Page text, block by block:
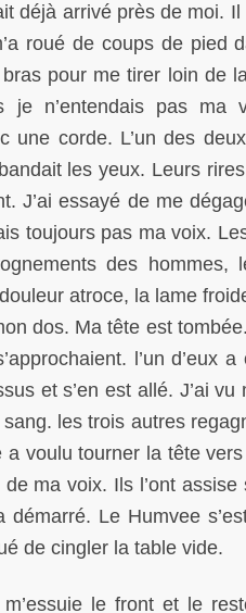
déjà arrivé près de moi.
roué de coups de pied
pour me tirer loin de
n’entendais pas ma
une corde. L’un des
les yeux. Leurs
J’ai essayé de me
toujours pas ma voix.
des hommes,
atroce, la lame
dos. Ma tête est
l’un d’eux
et s’en est allé. J’ai
les trois autres
voulu tourner la tête vers
ma voix. Ils l’ont
Le Humvee
de cingler la table vide.
le front et le